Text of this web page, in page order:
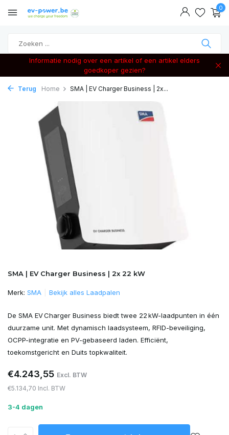
0
Informatie nodig over een artikel of een artikel elders
goedkoper gezien?
Terug Home SMA | EV Charger Business | 2x...
SMA | EV Charger Business | 2x 22 kW
Merk: SMA Bekijk alles Laadpalen
De SMA EV Charger Business biedt twee 22 kW-laadpunten in één
duurzame unit. Met dynamisch laadsysteem, RFID-beveiliging,
OCPP-integratie en PV-gebaseerd laden. Efficiënt,
toekomstgericht en Duits topkwaliteit.
€4.243,55 Excl. BTW
€5.134,70 Incl. BTW
3-4 dagen